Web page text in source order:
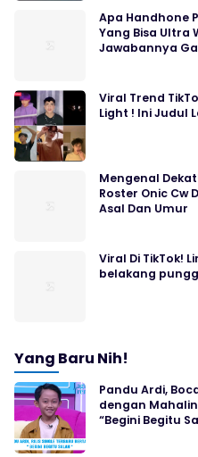
Apa Handhone
Yang Bisa Ultra
Jawabannya
Viral Trend
Light ! Ini Judul
Mengenal
Roster Onic Cw
Asal Dan Umur
Viral Di TikTok!
belakang
Yang Baru Nih!
Pandu Ardi,
dengan
“Begini Begitu